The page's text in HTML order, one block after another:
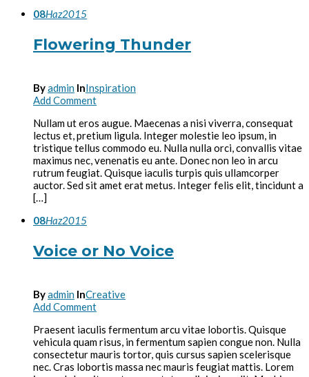
08Haz2015
Flowering Thunder
Byadmin InInspiration
Add Comment
Nullam ut eros augue. Maecenas a nisi viverra, consequat
lectus et, pretium ligula. Integer molestie leo ipsum, in
tristique tellus commodo eu. Nulla nulla orci, convallis vitae
maximus nec, venenatis eu ante. Donec non leo in arcu
rutrum feugiat. Quisque iaculis turpis quis ullamcorper
auctor. Sed sit amet erat metus. Integer felis elit, tincidunt a
[…]
08Haz2015
Voice or No Voice
Byadmin InCreative
Add Comment
Praesent iaculis fermentum arcu vitae lobortis. Quisque
vehicula quam risus, in fermentum sapien congue non. Nulla
consectetur mauris tortor, quis cursus sapien scelerisque
nec. Cras lobortis massa nec mauris feugiat mattis. Lorem